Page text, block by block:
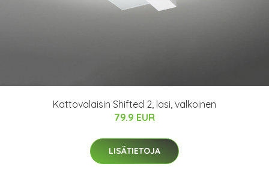
Kattovalaisin Shifted 2, lasi, valkoinen
79.9 EUR
LISÄTIETOJA